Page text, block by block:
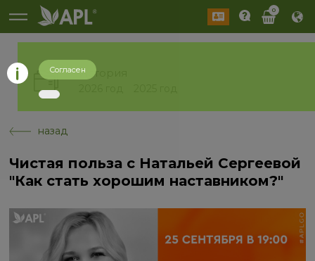
0
История
назад
Чистая польза с Натальей Сергеевой
"Как стать хорошим наставником?"
Согласен